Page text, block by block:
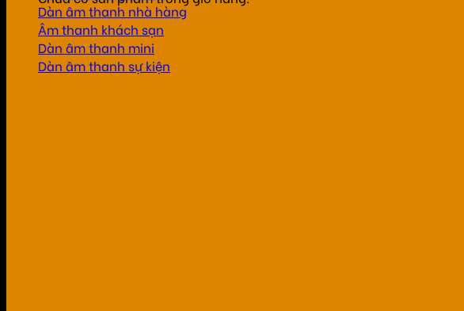
Dàn âm thanh nhà hàng
Âm thanh khách sạn
Dàn âm thanh mini
Dàn âm thanh sự kiện